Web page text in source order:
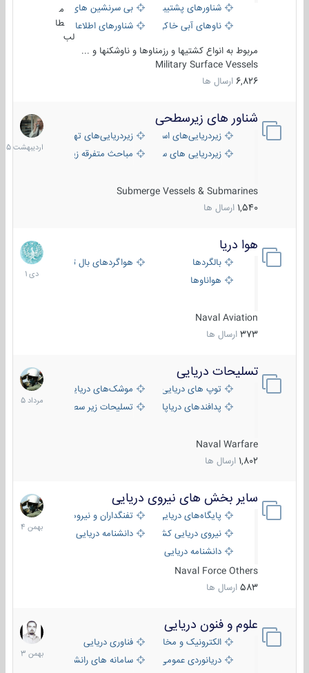
شناورهای پشتیبانی
بی سرنشین های دریایی
ناوهای آبی خاکی و نیروبرشناورهای اطلاعاتی و جاسوسی
طا
لب
مربوط به انواع کشتیها و رزمناوها و ناوشکنها و ...
Military Surface Vessels
6,826 ارسال ها
شناور های زیرسطحی
زیردریایی‌های استراتژیکزیردریایی‌های تهاجمی
زیردریایی های سبک
مباحث متفرقه زیرسطحی
Submerge Vessels & Submarines
1,540 ارسال ها
31
1405
هوا دریا
بالگردها
هواگردهای بال ثابت
هواناوها
Naval Aviation
373 ارسال ها
12
دی
1401
تسلیحات دریایی
توپ های دریایی
موشک‌های دریایی
پدافندهای دریاپایه
تسلیحات زیر سطحی
Naval Warfare
1,802 ارسال ها
2
مرداد
1405
سایر بخش های نیروی دریایی
پایگاه‌های دریایی
تفنگداران و نیروهای ویژه‌ی دریایی
نیروی دریایی کشورهای مختلفدانشنامه دریایی
دانشنامه دریایی کپی
Naval Force Others
583 ارسال ها
22
بهمن
1404
علوم و فنون دریایی
الکترونیک و مخابرات دریاییفناوری دریایی
دریانوردی عمومی
سامانه های رانشی دریایی
6
بهمن
1403